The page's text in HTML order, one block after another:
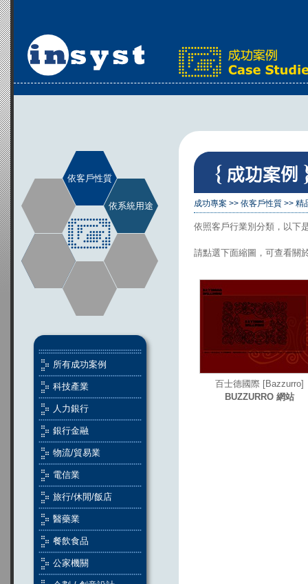
依客戶性質
依系統用途
所有成功案例
科技產業
人力銀行
銀行金融
物流/貿易業
電信業
旅行/休閒/飯店
醫藥業
餐飲食品
公家機關
成功專案 >> 依客戶性質 >> 精
依照客戶行業別分類，以下
請點選下面縮圖，可查看關
百士德國際 [Bazzurro]
BUZZURRO 網站